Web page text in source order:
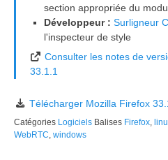
section appropriée du
Développeur : Surligneur
l'inspecteur de style
Consulter les notes de
33.1.1
Télécharger Mozilla Firefox
Catégories Logiciels Balises Firefox
WebRTC windows